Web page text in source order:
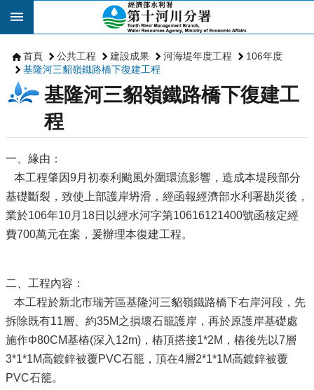
跳到主要內容區塊
首頁 公共工程 建設成果 河海堤年度工程
106年度
基隆河三貂嶺鐵路橋下復建工程
基隆河三貂嶺鐵路橋下復建工
程
一、緣由：
本工程肇因9月初泰利颱風外圍環流影響，造成本堤段部分
基礎斷裂，致使上部護岸坍滑，經函報經濟部水利署勘災後，
業於106年10月18日以經水河字第10616121400號函核定經
費700萬元在案，爰辦理本復建工程。
二、工程內容：
本工程於新北市瑞芳區基隆河三貂嶺鐵路橋下右岸河段，先
拆除既有11層、約35M之損壞石籠護岸，再於原護岸基礎處
施作Φ80CM基樁(深入12m)，樁頂搭接1*2M，樁後先以7層
3*1*1M高鍍鋅被覆PVC石籠，頂在4層2*1*1M高鍍鋅被覆
PVC石籠。